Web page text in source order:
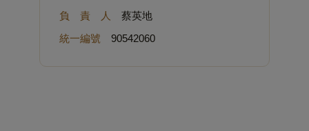
負 責 人
蔡英地
統一編號 90542060